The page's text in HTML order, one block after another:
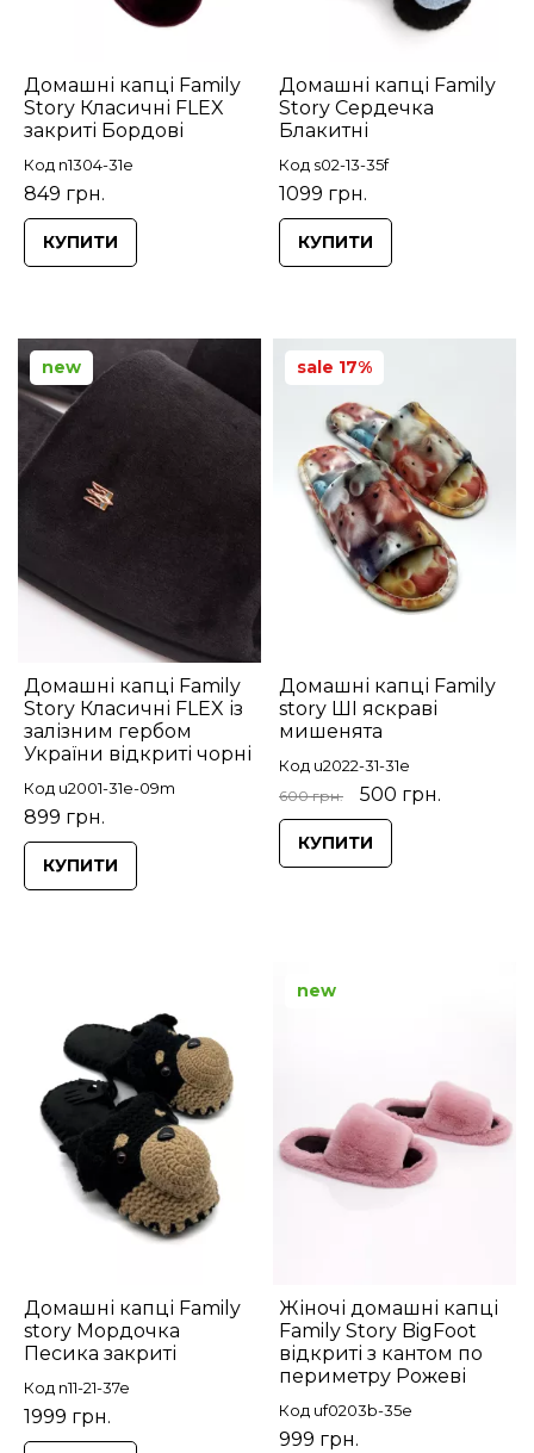
Домашні капці Family
Story Класичні FLEX
закриті Бордові
Код n1304-31e
849 грн.
КУПИТИ
Домашні капці Family
Story Сердечка
Блакитні
Код s02-13-35f
1099 грн.
КУПИТИ
Домашні капці Family
Story Класичні FLEX із
залізним гербом
України відкриті чорні
Код u2001-31e-09m
899 грн.
new
КУПИТИ
Домашні капці Family
story ШІ яскраві
мишенята
Код u2022-31-31e
600 грн. 500 грн.
sale 17%
КУПИТИ
Домашні капці Family
story Мордочка
Песика закриті
Код n11-21-37e
1999 грн.
Жіночі домашні капці
Family Story BigFoot
відкриті з кантом по
периметру Рожеві
Код uf0203b-35e
999 грн.
new